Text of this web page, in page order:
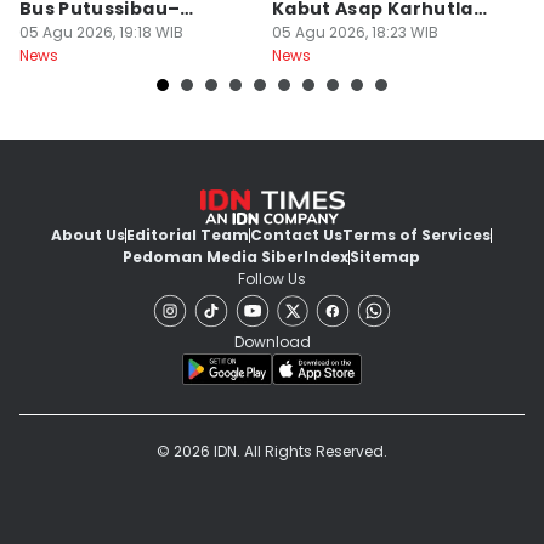
Bus Putussibau–
Kuching Masuki Final
05 Agu 2026, 19:18 WIB
News
Kabut Asap Karhutla
Ketapang
05 Agu 2026, 18:23 WIB
News
About UsEditorial TeamContact UsTerms of Services
Pedoman Media SiberIndexSitemap
Follow Us
Download
© 2026 IDN. All Rights Reserved.